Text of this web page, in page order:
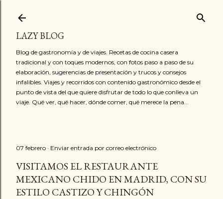
LAZY BLOG
Blog de gastronomía y de viajes. Recetas de cocina casera
tradicional y con toques modernos, con fotos paso a paso de su
elaboración, sugerencias de presentación y trucos y consejos
infalibles. Viajes y recorridos con contenido gastronómico desde el
punto de vista del que quiere disfrutar de todo lo que conlleva un
viaje. Qué ver, qué hacer, dónde comer, qué merece la pena...
07 febrero Enviar entrada por correo electrónico
VISITAMOS EL RESTAURANTE
MEXICANO CHIDO EN MADRID, CON SU
ESTILO CASTIZO Y CHINGÓN